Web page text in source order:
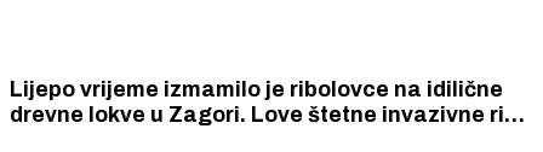
Lijepo vrijeme izmamilo je ribolovce na idilične
drevne lokve u Zagori. Love štetne invazivne ribe